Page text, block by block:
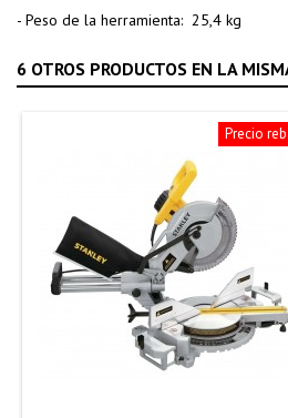
- Peso de la herramienta: 25,4 kg
6 OTROS PRODUCTOS EN LA
Precio